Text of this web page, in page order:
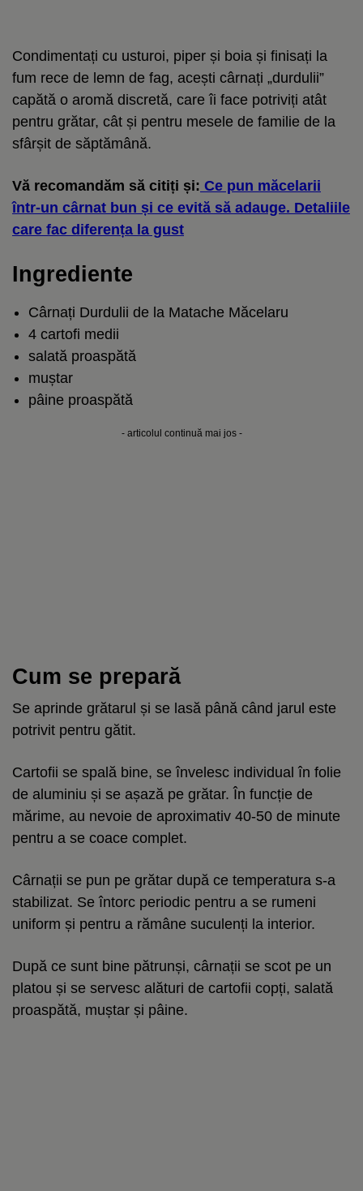
Condimentați cu usturoi, piper și boia și finisați la
fum rece de lemn de fag, acești cârnați „durdulii”
capătă o aromă discretă, care îi face potriviți atât
pentru grătar, cât și pentru mesele de familie de la
sfârșit de săptămână.
Vă recomandăm să citiți și: Ce pun măcelarii
într-un cârnat bun și ce evită să adauge. Detaliile
care fac diferența la gust
Ingrediente
Cârnați Durdulii de la Matache Măcelaru
4 cartofi medii
salată proaspătă
muștar
pâine proaspătă
- articolul continuă mai jos -
Cum se prepară
Se aprinde grătarul și se lasă până când jarul este
potrivit pentru gătit.
Cartofii se spală bine, se învelesc individual în folie
de aluminiu și se așază pe grătar. În funcție de
mărime, au nevoie de aproximativ 40-50 de minute
pentru a se coace complet.
Cârnații se pun pe grătar după ce temperatura s-a
stabilizat. Se întorc periodic pentru a se rumeni
uniform și pentru a rămâne suculenți la interior.
După ce sunt bine pătrunși, cârnații se scot pe un
platou și se servesc alături de cartofii copți, salată
proaspătă, muștar și pâine.